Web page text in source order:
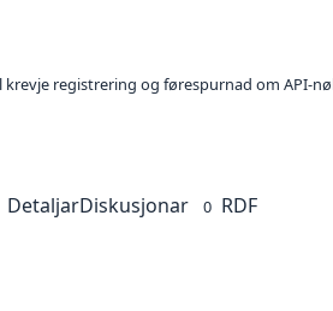
registrering og førespurnad om API-
DetaljarDiskusjonar 0 RDF